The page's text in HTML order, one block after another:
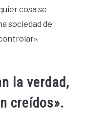
cosa se
sociedad de
la verdad,
creídos».